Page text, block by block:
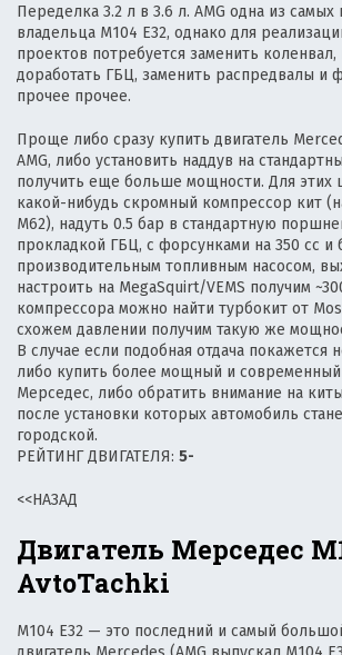
Переделка 3.2 л в 3.6 л. AMG одна из
владельца М104 Е32, однако для
проектов потребуется заменить
доработать ГБЦ, заменить распредвалы и
прочее прочее.
Проще либо сразу купить двигатель
AMG, либо установить наддув на
получить еще больше мощности. Для этих
какой-нибудь скромный компрессор кит
M62), надуть 0.5 бар в стандартную
прокладкой ГБЦ, с форсунками на 350 сс и
производительным топливным насосом,
настроить на MegaSquirt/VEMS получим
компрессора можно найти турбокит от
схожем давлении получим такую же
В случае если подобная отдача покажется
либо купить более мощный и современный
Мерседес, либо обратить внимание на
после установки которых автомобиль
городской.
РЕЙТИНГ ДВИГАТЕЛЯ: 5-
<<НАЗАД
Двигатель Мерседес
AvtoTachki
M104 E32 — это последний и самый